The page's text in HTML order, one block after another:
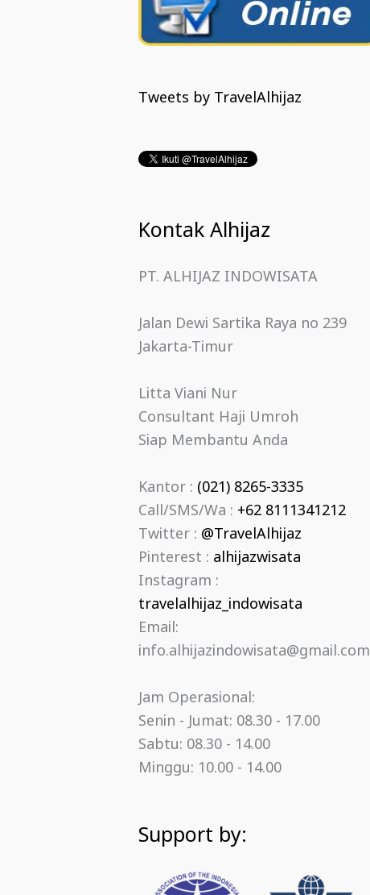
Tweets by TravelAlhijaz
Kontak Alhijaz
PT. ALHIJAZ INDOWISATA
Jalan Dewi Sartika Raya no 239
Jakarta-Timur
Litta Viani Nur
Consultant Haji Umroh
Siap Membantu Anda
Kantor : (021) 8265-3335
Call/SMS/Wa : +62 8111341212
Twitter : @TravelAlhijaz
Pinterest : alhijazwisata
Instagram :
travelalhijaz_indowisata
Email:
info.alhijazindowisata@gmail.com
Jam Operasional:
Senin - Jumat: 08.30 - 17.00
Sabtu: 08.30 - 14.00
Minggu: 10.00 - 14.00
Support by: